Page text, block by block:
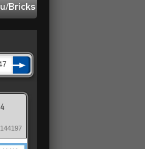
Bricks